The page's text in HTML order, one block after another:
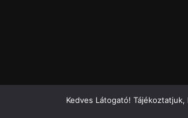
Kedves Látogató!